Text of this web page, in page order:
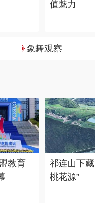
值魅力
象舞观察
教育
祁连山下
桃花源”